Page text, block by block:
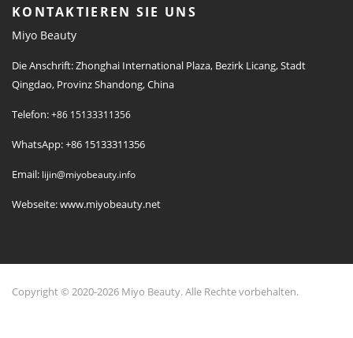
KONTAKTIEREN SIE UNS
Miyo Beauty
Die Anschrift: Zhonghai International Plaza, Bezirk Licang, Stadt
Qingdao, Provinz Shandong, China
Telefon:+86 15133311356
WhatsApp: +86 15133311356
Email: lijin@miyobeauty.info
Webseite: www.miyobeauty.net
Copyright © 2020-2026 Miyo Beauty. Alle Rechte vorbehalten.